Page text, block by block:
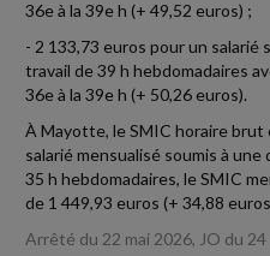
36e à la 39e h (+ 49,52 euros) ;
- 2 133,73 euros pour un salarié
travail de 39 h hebdomadaires
36e à la 39e h (+ 50,26 euros).
À Mayotte, le SMIC horaire brut
salarié mensualisé soumis à
35 h hebdomadaires, le SMIC
de 1 449,93 euros (+ 34,88
Arrêté du 22 mai 2026, JO du 24